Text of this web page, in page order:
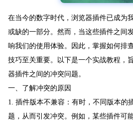
在当今的数字时代，浏览器插件已成为
或缺的一部分。然而，当这些插件之间
响我们的使用体验。因此，掌握如何排
技巧至关重要。以下是一个实战教程，
器插件之间的冲突问题。
一、了解冲突的原因
1. 插件版本不兼容：有时，不同版本的
题，从而引发冲突。例如，某些插件可